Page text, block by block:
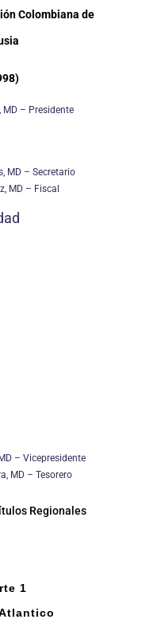
Colombiana de
– Presidente
MD – Secretario
MD – Fiscal
– Vicepresidente
MD – Tesorero
Regionales
1